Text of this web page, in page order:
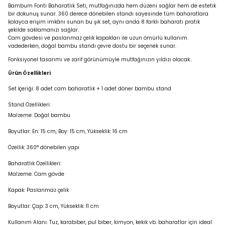
Bambum Fonti Baharatlık Seti, mutfağınızda hem düzeni sağlar hem de estetik
bir dokunuş sunar. 360 derece dönebilen standı sayesinde tüm baharatlara
kolayca erişim imkânı sunan bu şık set, aynı anda 8 farklı baharatı pratik
şekilde saklamanızı sağlar.
Cam gövdesi ve paslanmaz çelik kapakları ile uzun ömürlü kullanım
vadederken, doğal bambu standı çevre dostu bir seçenek sunar.
Fonksiyonel tasarımı ve zarif görünümüyle mutfağınızın yıldızı olacak..
Ürün Özellikleri
Set İçeriği: 8 adet cam baharatlık + 1 adet döner bambu stand
Stand Özellikleri:
Malzeme: Doğal bambu
Boyutlar: En: 15 cm, Boy: 15 cm, Yükseklik: 16 cm
Özellik: 360° dönebilen yapı
Baharatlık Özellikleri:
Malzeme: Cam gövde
Kapak: Paslanmaz çelik
Boyutlar: Çap: 3 cm, Yükseklik: 11 cm
Kullanım Alanı: Tuz, karabiber, pul biber, kimyon, kekik vb. baharatlar için ideal